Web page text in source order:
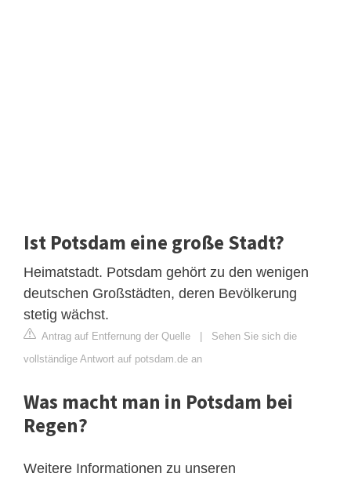
Ist Potsdam eine große Stadt?
Heimatstadt. Potsdam gehört zu den wenigen
deutschen Großstädten, deren Bevölkerung
stetig wächst.
Antrag auf Entfernung der Quelle | Sehen Sie sich die
vollständige Antwort auf potsdam.de an
Was macht man in Potsdam bei
Regen?
Weitere Informationen zu unseren